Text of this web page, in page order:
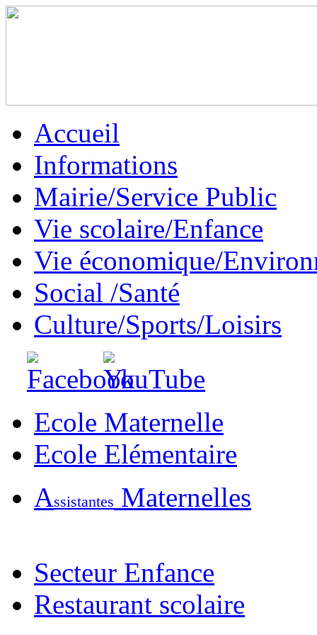
Accueil
Informations
Mairie/Service Public
Vie scolaire/Enfance
Vie économique/
Social /Santé
Culture/Sports/Loisirs
Ecole Maternelle
Ecole Elémentaire
Assistantes Maternelles
Secteur Enfance
Restaurant scolaire